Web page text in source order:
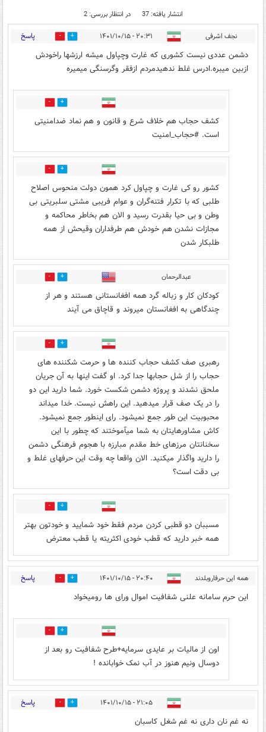
انتشار یافته: 37 در انتظار بررسی: 2
نجف اشرفی ۲۰:۳۱ - ۱۴۰۱/۱۰/۱۵ 14 پاسخ
دشمن عددی نیست کشوری که غارت وچپاول میشه ارزشها راخودش
ازبین میبره.ادرس غلط ندهیدمردم ازفقر وگرسنگی میمیره
14
کشف حجاب هم خلاف شرع و قانون و هم نماد ضدامنیتی
است. #حجاب_امنیت
2
کشور رو کی غارت و چپاول کرد همون دولت منحوس اصلاح
طلبی که با تکرار فتنه‌گران و عوام فریبی مشتی سلبریتی بی
وطن و بی حیا بقدرت رسید و الان هم بخاطر محاکمه و
مجازات نشدن هم خودش هم طرفداران وقیحش از همه
طلبکار شدن
عبدالرحمان 1
کودکان کار و زباله گرد همه افغانستانی هستند و هر از
چندگاهی به افغانستان میروند و قاچاق می آیند
1
رهبری صف کشف حجاب کننده ها و حرمت شکننده های
حجاب را از شل حجابها جدا کرد. او گفت اینها به آن جریان
ملحق نشدند و پروژه دشمن شکست خورد. شما دارید این دو
را در یک صف قرار میدهید. این راهش نیست. خدا میداند
محبوبیت این طور جمع نمیشود. رای اینطور جمع نمیشود.
کاش مشاورهایتان به شما میآموختند که چطور با این
سخنانتان مرزهای خط مقدم مبارزه با هجوم فرهنگی دشمن
را دارید واگذار میکنید. الان واقعا چه وقت این حرفهای غلط و
بی دقت است؟
0
مسببان دو قطبی کردن مردم فقط خود شمایید و خودتون بهتر
همه خبر دارید که قطب خودی اکثریته یا قطب معترض
همه این حرفاروبلدند ۲۰:۴۰ - ۱۴۰۱/۱۰/۱۵ 7 پاسخ
این حرم سامانه علنی شفافیت اموال ورای ها رومیخواد
4
اون از مالیات بر عایدی سرمایه+طرح شفافیت رو بعد از
دوسال ونیم هنوز در آب نمک خوابانده !
۲۱:۰۵ - ۱۴۰۱/۱۰/۱۵ 9 پاسخ
نه غم نان داری نه غم شغل کاسبان